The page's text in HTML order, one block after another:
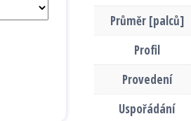
Průměr [palců]
Profil
Provedení
Uspořádání